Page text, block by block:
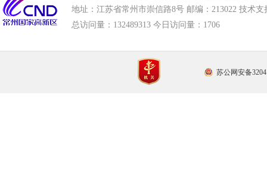
地址：江苏省常州市崇信路8号 邮编：213022 技术支
总访问量： 132489313 今日访问量： 1706
苏公网安备